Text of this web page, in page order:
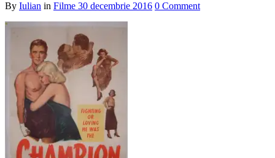
By Iulian in Filme 30 decembrie 2016 0 Comment